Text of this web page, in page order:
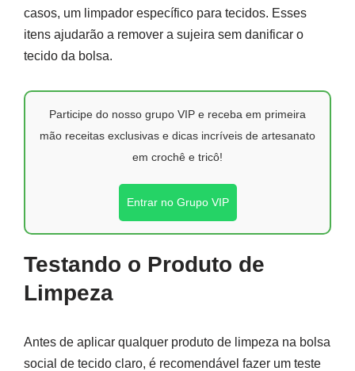
casos, um limpador específico para tecidos. Esses
itens ajudarão a remover a sujeira sem danificar o
tecido da bolsa.
Participe do nosso grupo VIP e receba em primeira
mão receitas exclusivas e dicas incríveis de artesanato
em crochê e tricô!
Entrar no Grupo VIP
Testando o Produto de
Limpeza
Antes de aplicar qualquer produto de limpeza na bolsa
social de tecido claro, é recomendável fazer um teste